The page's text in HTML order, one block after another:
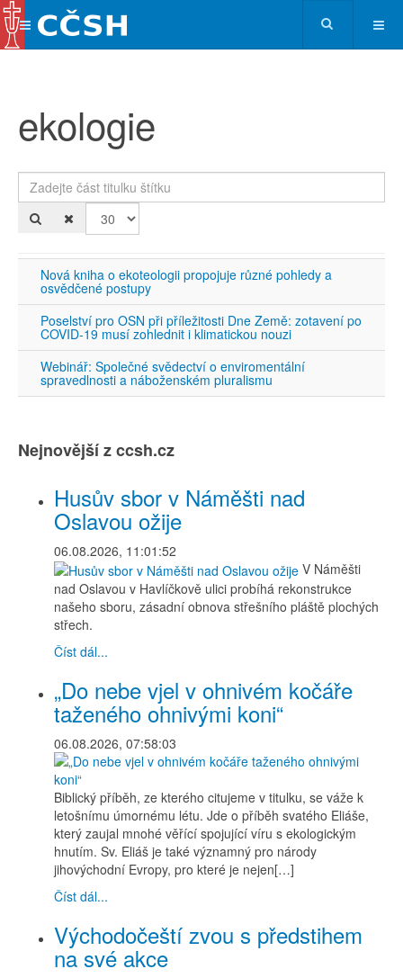
ekologie
Zadejte část titulku štítku
Nová kniha o ekoteologii propojuje různé pohledy a
osvědčené postupy
Poselství pro OSN při příležitosti Dne Země: zotavení po
COVID-19 musí zohlednit i klimatickou nouzi
Webinář: Společné svědectví o enviromentální
spravedlnosti a náboženském pluralismu
Nejnovější z ccsh.cz
Husův sbor v Náměšti nad
Oslavou ožije
06.08.2026, 11:01:52
V Náměšti
nad Oslavou v Havlíčkově ulici probíhá rekonstrukce
našeho sboru, zásadní obnova střešního pláště plochých
střech.
Číst dál...
„Do nebe vjel v ohnivém kočáře
taženého ohnivými koni“
06.08.2026, 07:58:03
Biblický příběh, ze kterého citujeme v titulku, se váže k
letošnímu úmornému létu. Jde o příběh svatého Eliáše,
který zaujal mnohé věřící spojující víru s ekologickým
hnutím. Sv. Eliáš je také významný pro národy
jihovýchodní Evropy, pro které je nejen[…]
Číst dál...
Východočeští zvou s předstihem
na své akce